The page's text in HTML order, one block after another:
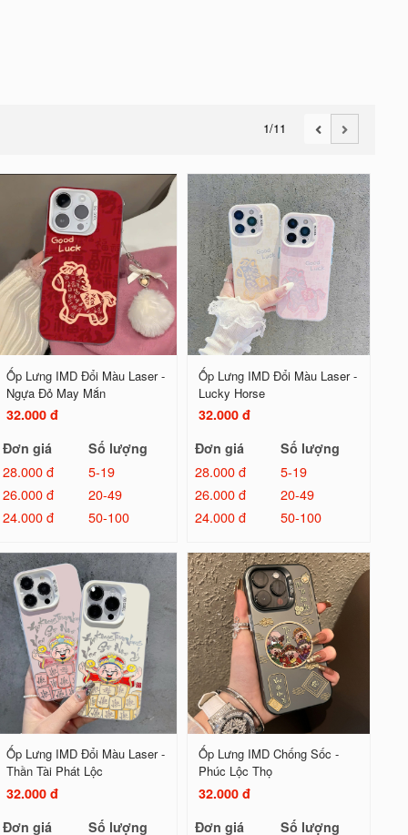
1/11
Ốp Lưng IMD Đổi Màu Laser -
Ngựa Đỏ May Mắn
32.000 đ
Đơn giá
Số lượng
28.000 đ
5-19
26.000 đ
20-49
24.000 đ
50-100
Ốp Lưng IMD Đổi Màu Laser -
Lucky Horse
32.000 đ
Đơn giá
Số lượng
28.000 đ
5-19
26.000 đ
20-49
24.000 đ
50-100
Ốp Lưng IMD Đổi Màu Laser -
Thần Tài Phát Lộc
32.000 đ
Đơn giá
Số lượng
Ốp Lưng IMD Chống Sốc -
Phúc Lộc Thọ
32.000 đ
Đơn giá
Số lượng